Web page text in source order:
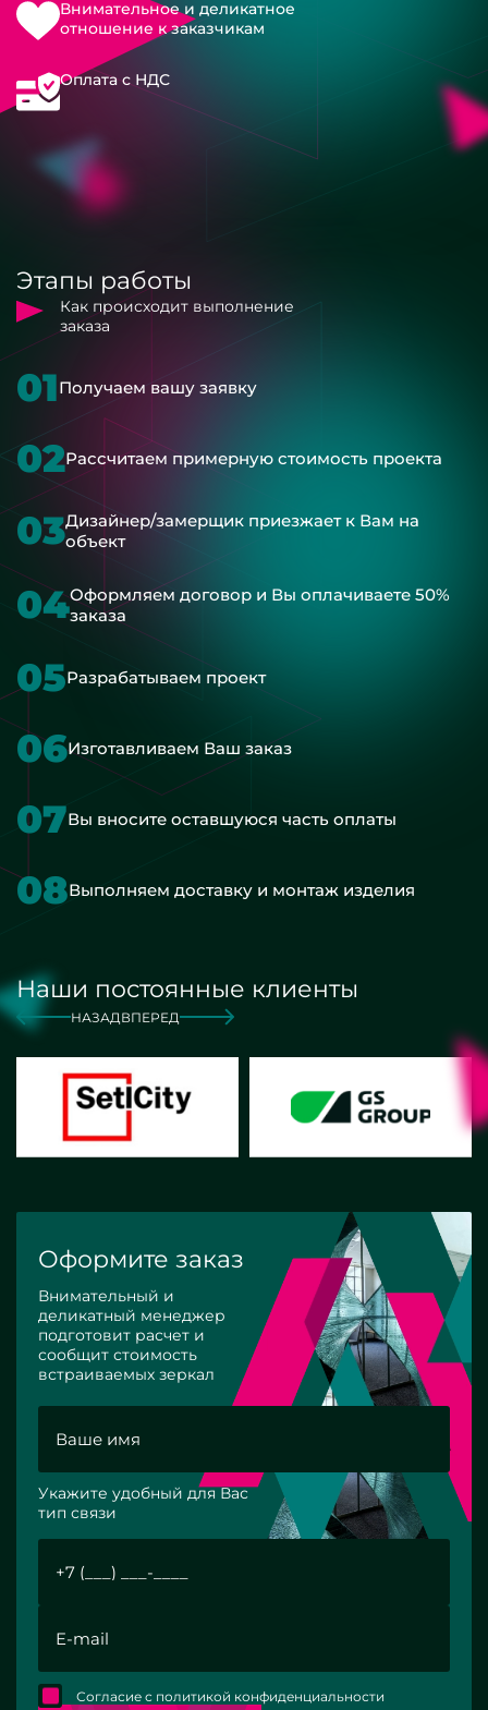
Внимательное и деликатное
отношение к заказчикам
Оплата с НДС
Этапы работы
Как происходит выполнение
заказа
01Получаем вашу заявку
02Рассчитаем примерную стоимость проекта
03Дизайнер/замерщик приезжает к Вам на
объект
04Оформляем договор и Вы оплачиваете 50%
заказа
05Разрабатываем проект
06Изготавливаем Ваш заказ
07Вы вносите оставшуюся часть оплаты
08Выполняем доставку и монтаж изделия
Наши постоянные клиенты
НАЗАД ВПЕРЕД
Оформите заказ
Внимательный и
деликатный менеджер
подготовит расчет и
сообщит стоимость
встраиваемых зеркал
Укажите удобный для Вас
тип связи
Согласие с политикой конфиденциальности